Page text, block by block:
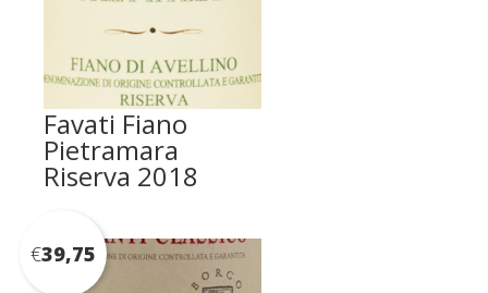
Favati Fiano
Pietramara
Riserva 2018
€39,75